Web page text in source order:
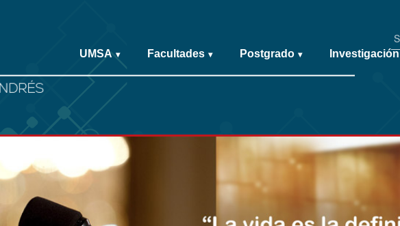
UMSA ▾ Facultades ▾ Postgrado ▾ Investigación